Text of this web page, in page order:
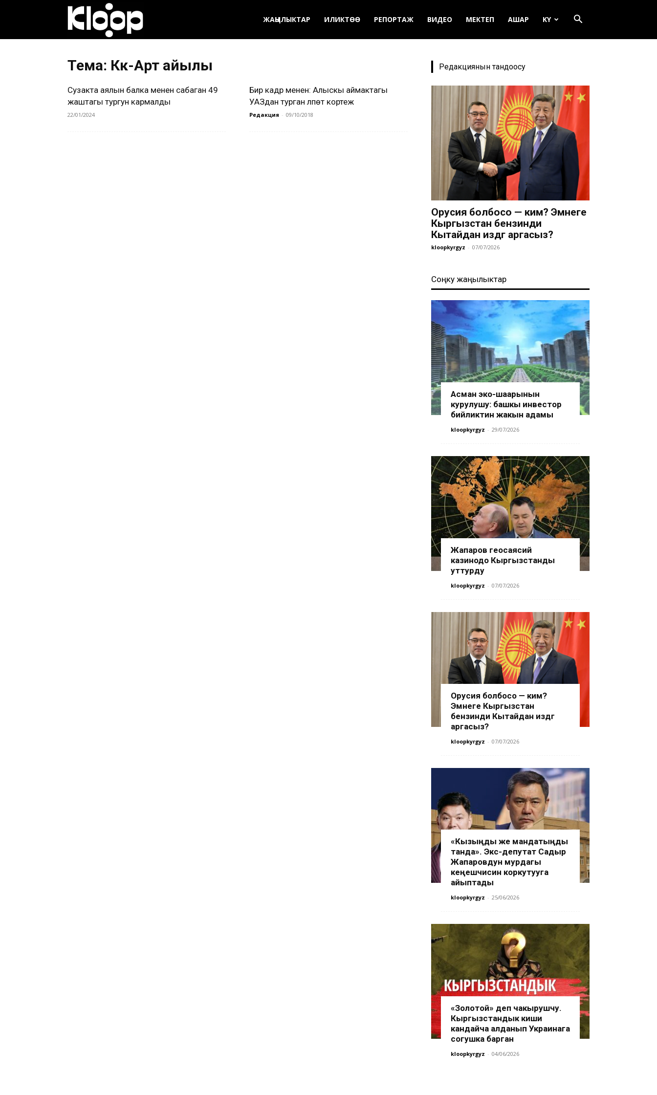
кыргызча
ЖАҢЫЛЫКТАР ИЛИКТӨӨ РЕПОРТАЖ ВИДЕО МЕКТЕП АШАР KY
Тема: Көк-Арт айылы
Сузакта аялын балка менен сабаган 49
жаштагы тургун кармалды
22/01/2024
Бир кадр менен: Алыскы аймактагы
УАЗдан турган үлпөт кортеж
Редакция - 09/10/2018
Редакциянын тандоосу
Орусия болбосо — ким? Эмнеге
Кыргызстан бензинди
Кытайдан издөөгө аргасыз?
kloopkyrgyz - 07/07/2026
Соңку жаңылыктар
Асман эко-шаарынын
курулушу: башкы инвестор
бийликтин жакын адамы
kloopkyrgyz - 29/07/2026
Жапаров геосаясий
казинодо Кыргызстанды
уттурду
kloopkyrgyz - 07/07/2026
Орусия болбосо — ким?
Эмнеге Кыргызстан
бензинди Кытайдан издөөгө
аргасыз?
kloopkyrgyz - 07/07/2026
«Кызыңды же мандатыңды
танда». Экс-депутат Садыр
Жапаровдун мурдагы
кеңешчисин коркутууга
айыптады
kloopkyrgyz - 25/06/2026
«Золотой» деп чакырушчу.
Кыргызстандык киши
кандайча алданып Украинага
согушка барган
kloopkyrgyz - 04/06/2026